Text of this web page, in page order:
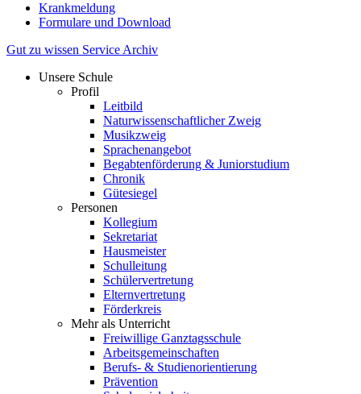
Krankmeldung
Formulare und Download
Gut zu wissen Service Archiv
Unsere Schule
Profil
Leitbild
Naturwissenschaftlicher Zweig
Musikzweig
Sprachenangebot
Begabtenförderung & Juniorstudium
Chronik
Gütesiegel
Personen
Kollegium
Sekretariat
Hausmeister
Schulleitung
Schülervertretung
Elternvertretung
Förderkreis
Mehr als Unterricht
Freiwillige Ganztagsschule
Arbeitsgemeinschaften
Berufs- & Studienorientierung
Prävention